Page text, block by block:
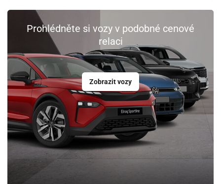
Prohlédněte si vozy v podobné cenové
relaci
Zobrazit vozy